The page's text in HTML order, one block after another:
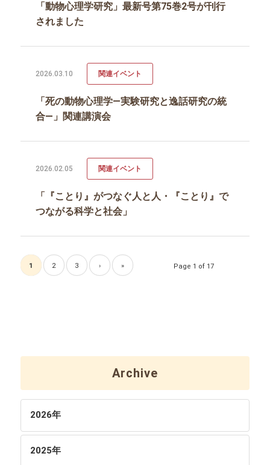
「動物心理学研究」最新号第75巻2号が刊行
されました
「死の動物心理学―実験研究と逸話研究の統
合―」関連講演会
2026.03.10 関連イベント
「『ことり』がつなぐ人と人・『ことり』で
つながる科学と社会」
2026.02.05 関連イベント
Page 1 of 17
1 2 3 › »
Archive
2026年
2025年